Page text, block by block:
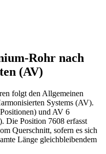
Rohr nach
(AV)
folgt den Allgemeinen
Systems (AV).
und AV 6
Die Position 7608 erfasst
Querschnitt, sofern es sich
Länge gleichbleibendem